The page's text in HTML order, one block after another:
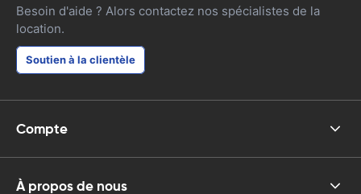
Besoin d'aide ? Alors contactez nos spécialistes de la
location.
Soutien à la clientèle
Compte
À propos de nous